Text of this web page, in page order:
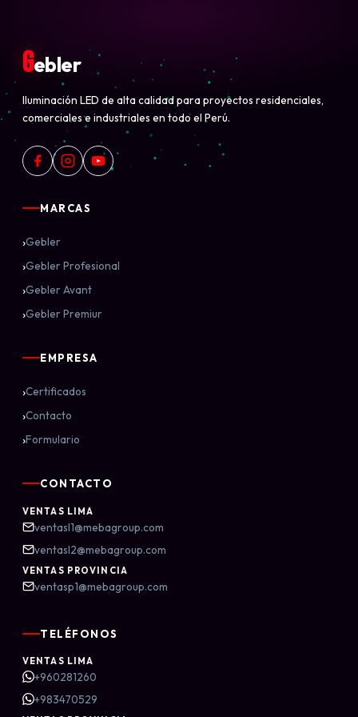
Gebler
Iluminación LED de alta calidad para proyectos residenciales,
comerciales e industriales en todo el Perú.
MARCAS
›Gebler
›Gebler Profesional
›Gebler Avant
›Gebler Premiur
EMPRESA
›Certificados
›Contacto
›Formulario
CONTACTO
VENTAS LIMA
ventasl1@mebagroup.com
ventasl2@mebagroup.com
VENTAS PROVINCIA
ventasp1@mebagroup.com
TELÉFONOS
VENTAS LIMA
+960281260
+983470529